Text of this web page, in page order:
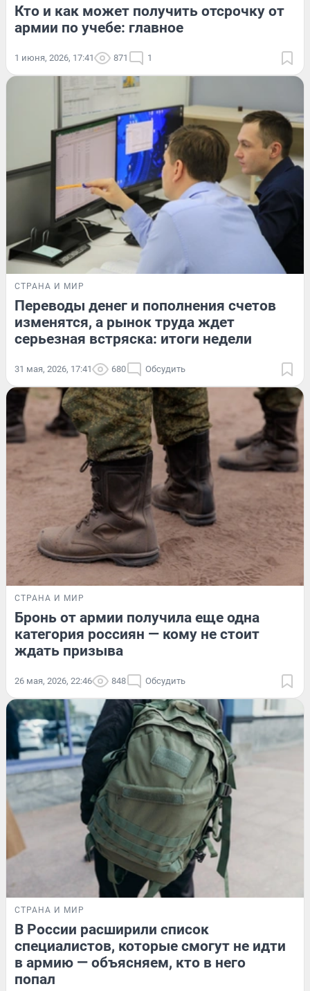
Кто и как может получить отсрочку от
армии по учебе: главное
1 июня, 2026, 17:41 871 1
СТРАНА И МИР
Переводы денег и пополнения счетов
изменятся, а рынок труда ждет
серьезная встряска: итоги недели
31 мая, 2026, 17:41 680 Обсудить
СТРАНА И МИР
Бронь от армии получила еще одна
категория россиян — кому не стоит
ждать призыва
26 мая, 2026, 22:46 848 Обсудить
СТРАНА И МИР
В России расширили список
специалистов, которые смогут не идти
в армию — объясняем, кто в него
попал